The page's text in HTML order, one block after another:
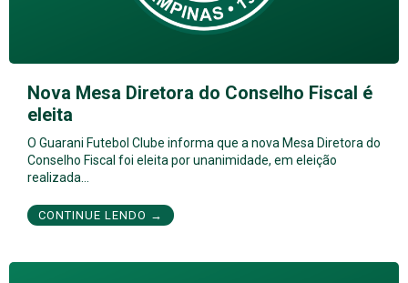
Nova Mesa Diretora do Conselho Fiscal é
eleita
O Guarani Futebol Clube informa que a nova Mesa Diretora do
Conselho Fiscal foi eleita por unanimidade, em eleição
realizada…
CONTINUE LENDO →